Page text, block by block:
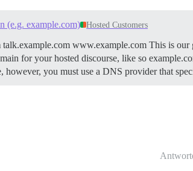
(e.g. example.com) Hosted Customers
www.example.com This is our
for your hosted discourse, like so
however, you must use a DNS provider that